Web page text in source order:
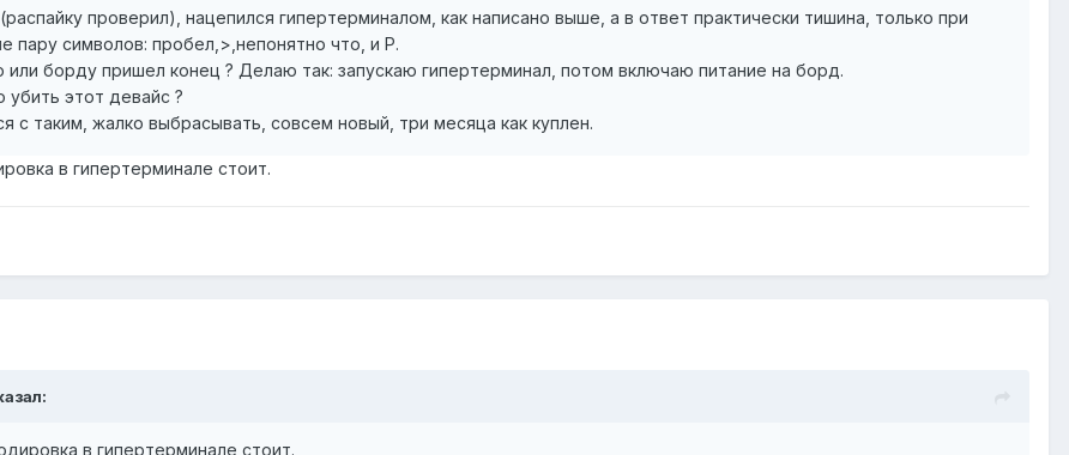
проверил), нацепился гипертерминалом, как написано выше, а в ответ практически тишина, только при
пару символов: пробел,>,непонятно что, и Р.
борду пришел конец ? Делаю так: запускаю гипертерминал, потом включаю питание на борд.
этот девайс ?
с таким, жалко выбрасывать, совсем новый, три месяца как куплен.
в гипертерминале стоит.
в гипертерминале стоит.